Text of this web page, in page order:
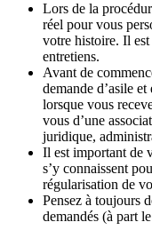
Lors de la
réel pour vous
votre histoire. Il
entretiens.
Avant de
demande d’asile
lorsque vous
vous d’une
juridique,
Il est important de
s’y connaissent
régularisation de
Pensez à toujours
demandés (à part